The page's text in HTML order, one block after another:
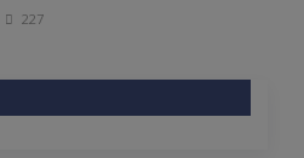
227